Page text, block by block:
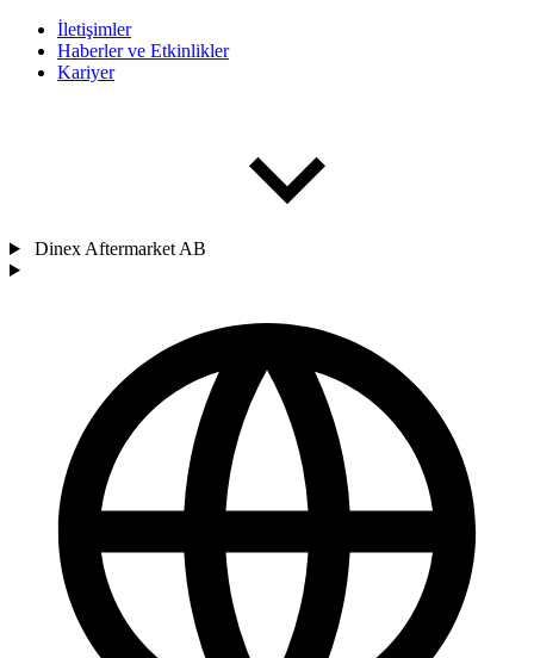
İletişimler
Haberler ve Etkinlikler
Kariyer
Dinex Aftermarket AB